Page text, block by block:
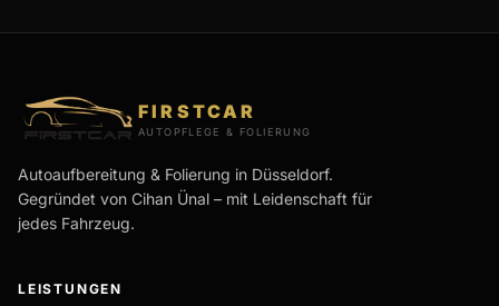
FIRSTCAR
AUTOPFLEGE & FOLIERUNG
Autoaufbereitung & Folierung in Düsseldorf.
Gegründet von Cihan Ünal – mit Leidenschaft für
jedes Fahrzeug.
LEISTUNGEN